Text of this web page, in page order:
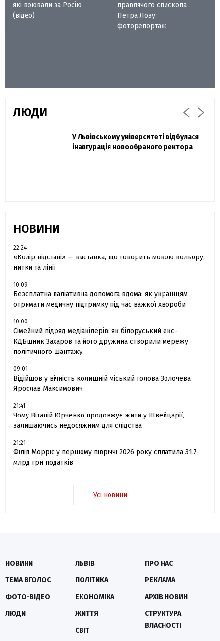
які воювали за Росію
(відео)
правлячого єпископа
Петра Лозу:
фоторепортаж
ЛЮДИ
Павло Дак
Захисник "Азовсталі" Діанов вдруге
одружився та показав фото з весілля
У Львівському університеті відбулася
інавгурація новообраного ректора
НОВИНИ
22:24
«Колір відстані» — виставка, що говорить мовою кольору,
нитки та лінії
10:09
Безоплатна паліативна допомога вдома: як українцям
отримати медичну підтримку під час важкої хвороби
10:00
Сімейний підряд медіакілерів: як білоруський екс-
КДБшник Захаров та його дружина створили мережу
політичного шантажу
09:01
Відійшов у вічність колишній міський голова Золочева
Ярослав Максимович
21:41
Чому Віталій Юрченко продовжує жити у Швейцарії,
залишаючись недосяжним для слідства
21:21
Філіп Морріс у першому півріччі 2026 року сплатила 31.7
млрд грн податків
Усі новини
НОВИНИ
ТЕМА ВГОЛОС
ФОТО-ВІДЕО
ЛЮДИ
ЛЬВІВ
ПОЛІТИКА
ЕКОНОМІКА
ЖИТТЯ
СВІТ
ПРО НАС
РЕКЛАМА
АРХІВ НОВИН
СТРУКТУРА
ВЛАСНОСТІ